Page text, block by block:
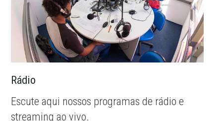
Rádio
Escute aqui nossos programas de rádio e
streaming ao vivo.